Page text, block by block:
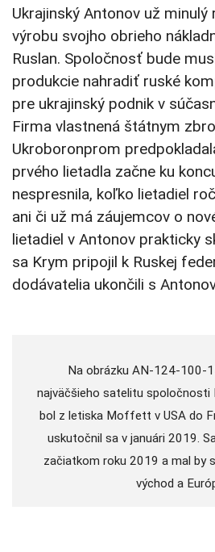
Ukrajinský Antonov už
výrobu svojho obrieho
Ruslan. Spoločnosť bude
produkcie nahradiť ruské
pre ukrajinský podnik v
Firma vlastnená štátnym
Ukroboronprom
prvého lietadla začne ku
nespresnila, koľko lietadiel
ani či už má záujemcov o
lietadiel v Antonov prakticky
sa Krym pripojil k Ruskej
dodávatelia ukončili s
Na obrázku AN-124-100-
najväčšieho satelitu spoločnosti
bol z letiska Moffett v USA do
uskutočnil sa v januári 2019.
začiatkom roku 2019 a mal by
východ a